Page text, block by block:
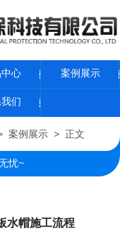
心 案例展示
们
案例展示> 正文
忧~
水帽施工流程